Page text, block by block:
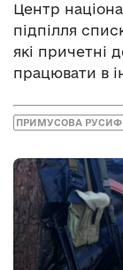
Центр
підпілля
які причетні
працювати в
ПРИМУСОВА